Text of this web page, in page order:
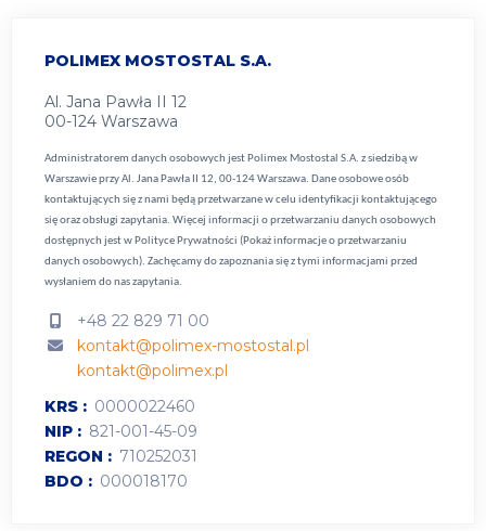
POLIMEX MOSTOSTAL S.A.
Al. Jana Pawła II 12
00-124 Warszawa
Administratorem danych osobowych jest Polimex Mostostal S.A. z siedzibą w
Warszawie przy Al. Jana Pawła II 12, 00-124 Warszawa. Dane osobowe osób
kontaktujących się z nami będą przetwarzane w celu identyfikacji kontaktującego
się oraz obsługi zapytania. Więcej informacji o przetwarzaniu danych osobowych
dostępnych jest w Polityce Prywatności (Pokaż informacje o przetwarzaniu
danych osobowych). Zachęcamy do zapoznania się z tymi informacjami przed
wysłaniem do nas zapytania.
+48 22 829 71 00
kontakt@polimex-mostostal.pl
kontakt@polimex.pl
KRS
0000022460
NIP
821-001-45-09
REGON
710252031
BDO
000018170